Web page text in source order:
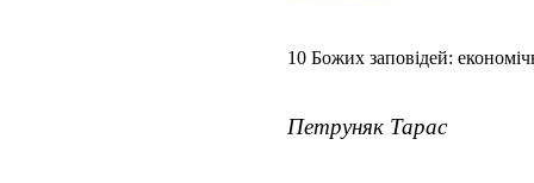
10 Божих заповідей:
Петруняк Тарас